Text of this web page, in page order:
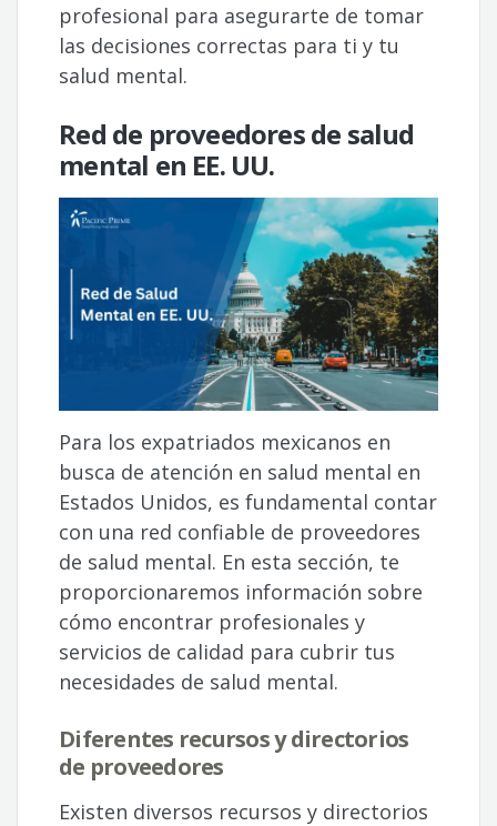
profesional para asegurarte de tomar
las decisiones correctas para ti y tu
salud mental.
Red de proveedores de salud
mental en EE. UU.
Para los expatriados mexicanos en
busca de atención en salud mental en
Estados Unidos, es fundamental contar
con una red confiable de proveedores
de salud mental. En esta sección, te
proporcionaremos información sobre
cómo encontrar profesionales y
servicios de calidad para cubrir tus
necesidades de salud mental.
Diferentes recursos y directorios
de proveedores
Existen diversos recursos y directorios